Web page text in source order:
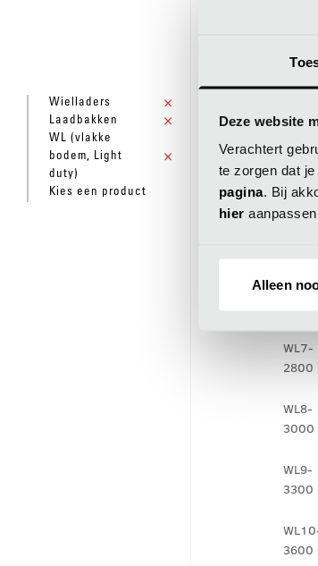
Deze website
Verachtert
te zorgen dat
pagina. Bij
hier
Alleen
Wielladers
Laadbakken
WL (vlakke
bodem, Light
duty)
Kies een product
WL4-
2500
WL6-
WL7-
2800
WL8-
3000
WL9-
3300
3600